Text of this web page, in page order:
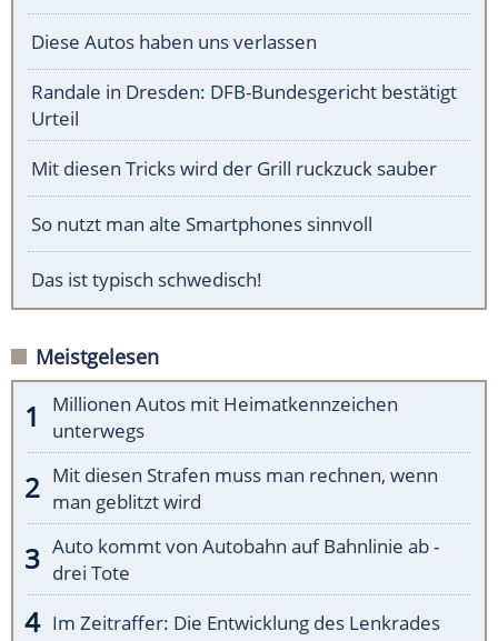
Diese Autos haben uns verlassen
Randale in Dresden: DFB-Bundesgericht bestätigt
Urteil
Mit diesen Tricks wird der Grill ruckzuck sauber
So nutzt man alte Smartphones sinnvoll
Das ist typisch schwedisch!
Meistgelesen
Millionen Autos mit Heimatkennzeichen
unterwegs
Mit diesen Strafen muss man rechnen, wenn
man geblitzt wird
Auto kommt von Autobahn auf Bahnlinie ab -
drei Tote
Im Zeitraffer: Die Entwicklung des Lenkrades